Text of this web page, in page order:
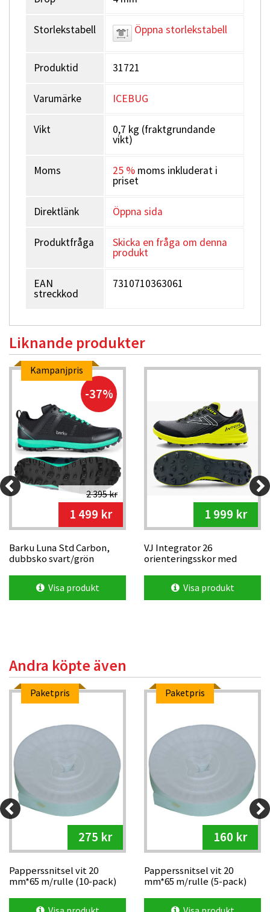
Storlekstabell Öppna storlekstabell
Produktid 31721
Varumärke ICEBUG
Vikt 0,7 kg (fraktgrundande
vikt)
Moms 25 % moms inkluderat i
priset
Direktlänk Öppna sida
Produktfråga Skicka en fråga om denna
produkt
EAN
streckkod
7310710363061
Liknande produkter
Kampanjpris
-37%
2 395 kr
1 499 kr
Barku Luna Std Carbon,
dubbsko svart/grön
Visa produkt
1 999 kr
VJ Integrator 26
orienteringsskor med
Visa produkt
Andra köpte även
Paketpris
275 kr
Papperssnitsel vit 20
mm*65 m/rulle (10-pack)
Paketpris
160 kr
Papperssnitsel vit 20
mm*65 m/rulle (5-pack)